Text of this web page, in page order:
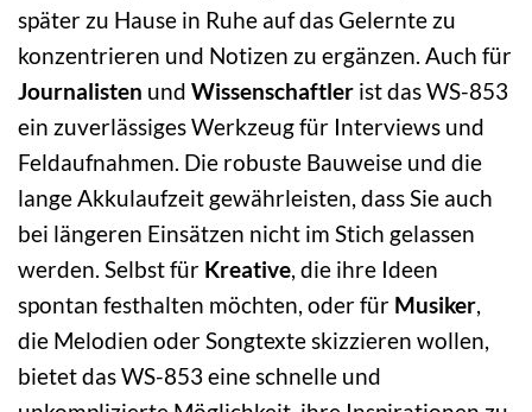
später zu Hause in Ruhe auf das Gelernte zu
konzentrieren und Notizen zu ergänzen. Auch für
Journalisten und Wissenschaftler ist das WS-853
ein zuverlässiges Werkzeug für Interviews und
Feldaufnahmen. Die robuste Bauweise und die
lange Akkulaufzeit gewährleisten, dass Sie auch
bei längeren Einsätzen nicht im Stich gelassen
werden. Selbst für Kreative, die ihre Ideen
spontan festhalten möchten, oder für Musiker,
die Melodien oder Songtexte skizzieren wollen,
bietet das WS-853 eine schnelle und